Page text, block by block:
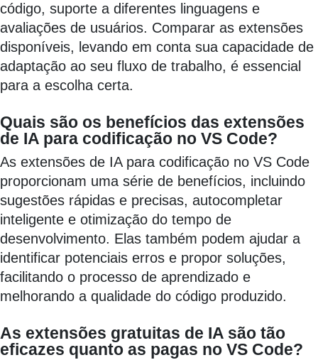
código, suporte a diferentes linguagens e
avaliações de usuários. Comparar as extensões
disponíveis, levando em conta sua capacidade de
adaptação ao seu fluxo de trabalho, é essencial
para a escolha certa.
Quais são os benefícios das extensões
de IA para codificação no VS Code?
As extensões de IA para codificação no VS Code
proporcionam uma série de benefícios, incluindo
sugestões rápidas e precisas, autocompletar
inteligente e otimização do tempo de
desenvolvimento. Elas também podem ajudar a
identificar potenciais erros e propor soluções,
facilitando o processo de aprendizado e
melhorando a qualidade do código produzido.
As extensões gratuitas de IA são tão
eficazes quanto as pagas no VS Code?